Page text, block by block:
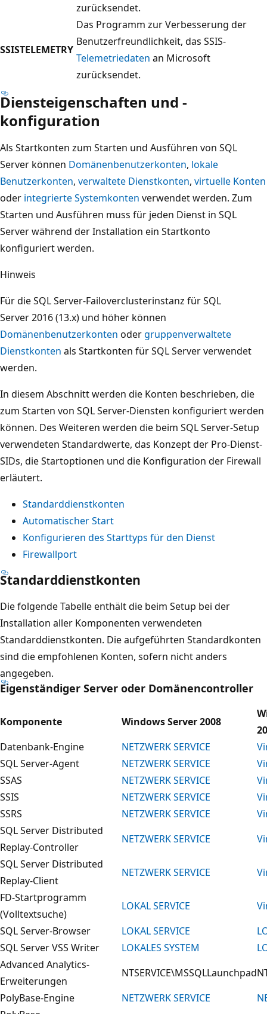
zurücksendet.
SSISTELEMETRY
Das Programm zur Verbesserung der
Benutzerfreundlichkeit, das SSIS-
Telemetriedaten an Microsoft
zurücksendet.
Diensteigenschaften und -
konfiguration
Als Startkonten zum Starten und Ausführen von SQL
Server können Domänenbenutzerkonten, lokale
Benutzerkonten, verwaltete Dienstkonten, virtuelle Konten
oder integrierte Systemkonten verwendet werden. Zum
Starten und Ausführen muss für jeden Dienst in SQL
Server während der Installation ein Startkonto
konfiguriert werden.
Hinweis
Für die SQL Server-Failoverclusterinstanz für SQL
Server 2016 (13.x) und höher können
Domänenbenutzerkonten odergruppenverwaltete
Dienstkonten als Startkonten für SQL Server verwendet
werden.
In diesem Abschnitt werden die Konten beschrieben, die
zum Starten von SQL Server-Diensten konfiguriert werden
können. Des Weiteren werden die beim SQL Server-Setup
verwendeten Standardwerte, das Konzept der Pro-Dienst-
SIDs, die Startoptionen und die Konfiguration der Firewall
erläutert.
Standarddienstkonten
Automatischer Start
Konfigurieren des Starttyps für den Dienst
Firewallport
Standarddienstkonten
Die folgende Tabelle enthält die beim Setup bei der
Installation aller Komponenten verwendeten
Standarddienstkonten. Die aufgeführten Standardkonten
sind die empfohlenen Konten, sofern nicht anders
angegeben.
Eigenständiger Server oder Domänencontroller
Komponente Windows Server 2008
Datenbank-Engine
NETZWERK SERVICE
SQL Server-Agent
NETZWERK SERVICE
SSAS
NETZWERK SERVICE
SSIS
NETZWERK SERVICE
SSRS
NETZWERK SERVICE
SQL Server Distributed
Replay-Controller
NETZWERK SERVICE
SQL Server Distributed
Replay-Client
NETZWERK SERVICE
FD-Startprogramm
(Volltextsuche)
LOKAL SERVICE
SQL Server-Browser
LOKAL SERVICE
SQL Server VSS Writer
LOKALES SYSTEM
Advanced Analytics-
Erweiterungen
NTSERVICE\MSSQLLaunchpad
PolyBase-Engine
NETZWERK SERVICE